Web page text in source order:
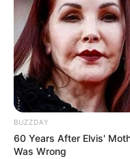
8 Kata Lucu
Minggu ala
Ngenes
BUZZDAY
60 Years After Elvis'
Was Wrong